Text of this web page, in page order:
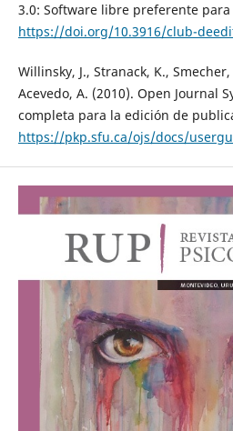
3.0: Software libre preferente
https://doi.org/10.3916/club-
Willinsky, J., Stranack, K.,
Acevedo, A. (2010). Open Journal
completa para la edición de
https://pkp.sfu.ca/ojs/docs/